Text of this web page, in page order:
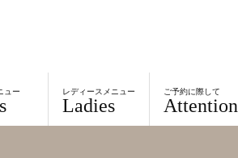
ュー レディースメニュー
Ladies
ご予約に際して
Attention